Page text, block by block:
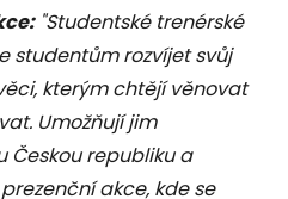
"Studentské trenérské
studentům rozvíjet svůj
kterým chtějí věnovat
Umožňují jim
Českou republiku a
akce, kde se